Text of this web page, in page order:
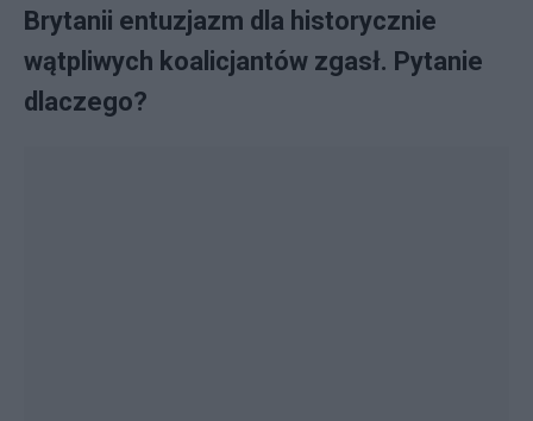
Brytanii entuzjazm dla historycznie
wątpliwych koalicjantów zgasł. Pytanie
dlaczego?